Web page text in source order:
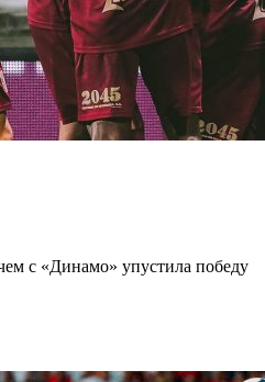
с «Динамо» упустила победу